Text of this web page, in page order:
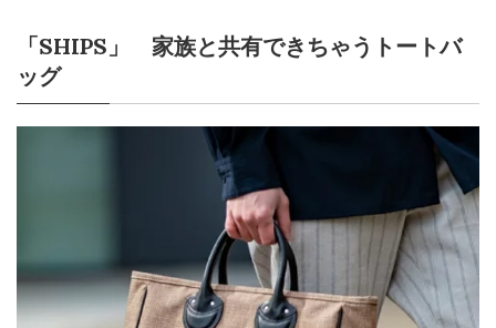
「SHIPS」 家族と共有できちゃうトートバ
ッグ